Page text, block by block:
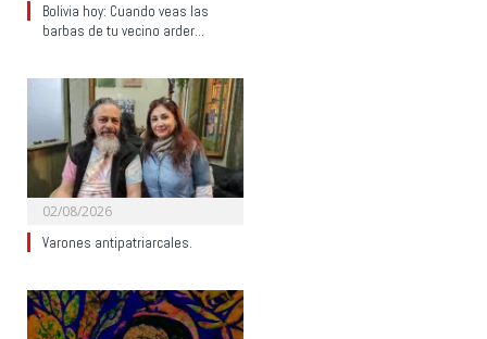
Bolivia hoy: Cuando veas las
barbas de tu vecino arder…
02/08/2026
Varones antipatriarcales.